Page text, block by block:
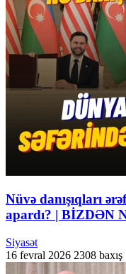
Nüvə danışıqları
apardı? | BİZDƏN
Siyasət
16 fevral 2026 2308 baxış